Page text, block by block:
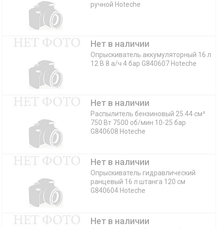
ручной Hoteche
Нет в наличии
Опрыскиватель аккумуляторный 16 л
12 В 8 а/ч 4 бар G840607 Hoteche
Нет в наличии
Распылитель бензиновый 25.44 см³
750 Вт 7500 об/мин 10-25 бар
G840608 Hoteche
Нет в наличии
Опрыскиватель гидравлический
ранцевый 16 л штанга 120 см
G840604 Hoteche
Нет в наличии